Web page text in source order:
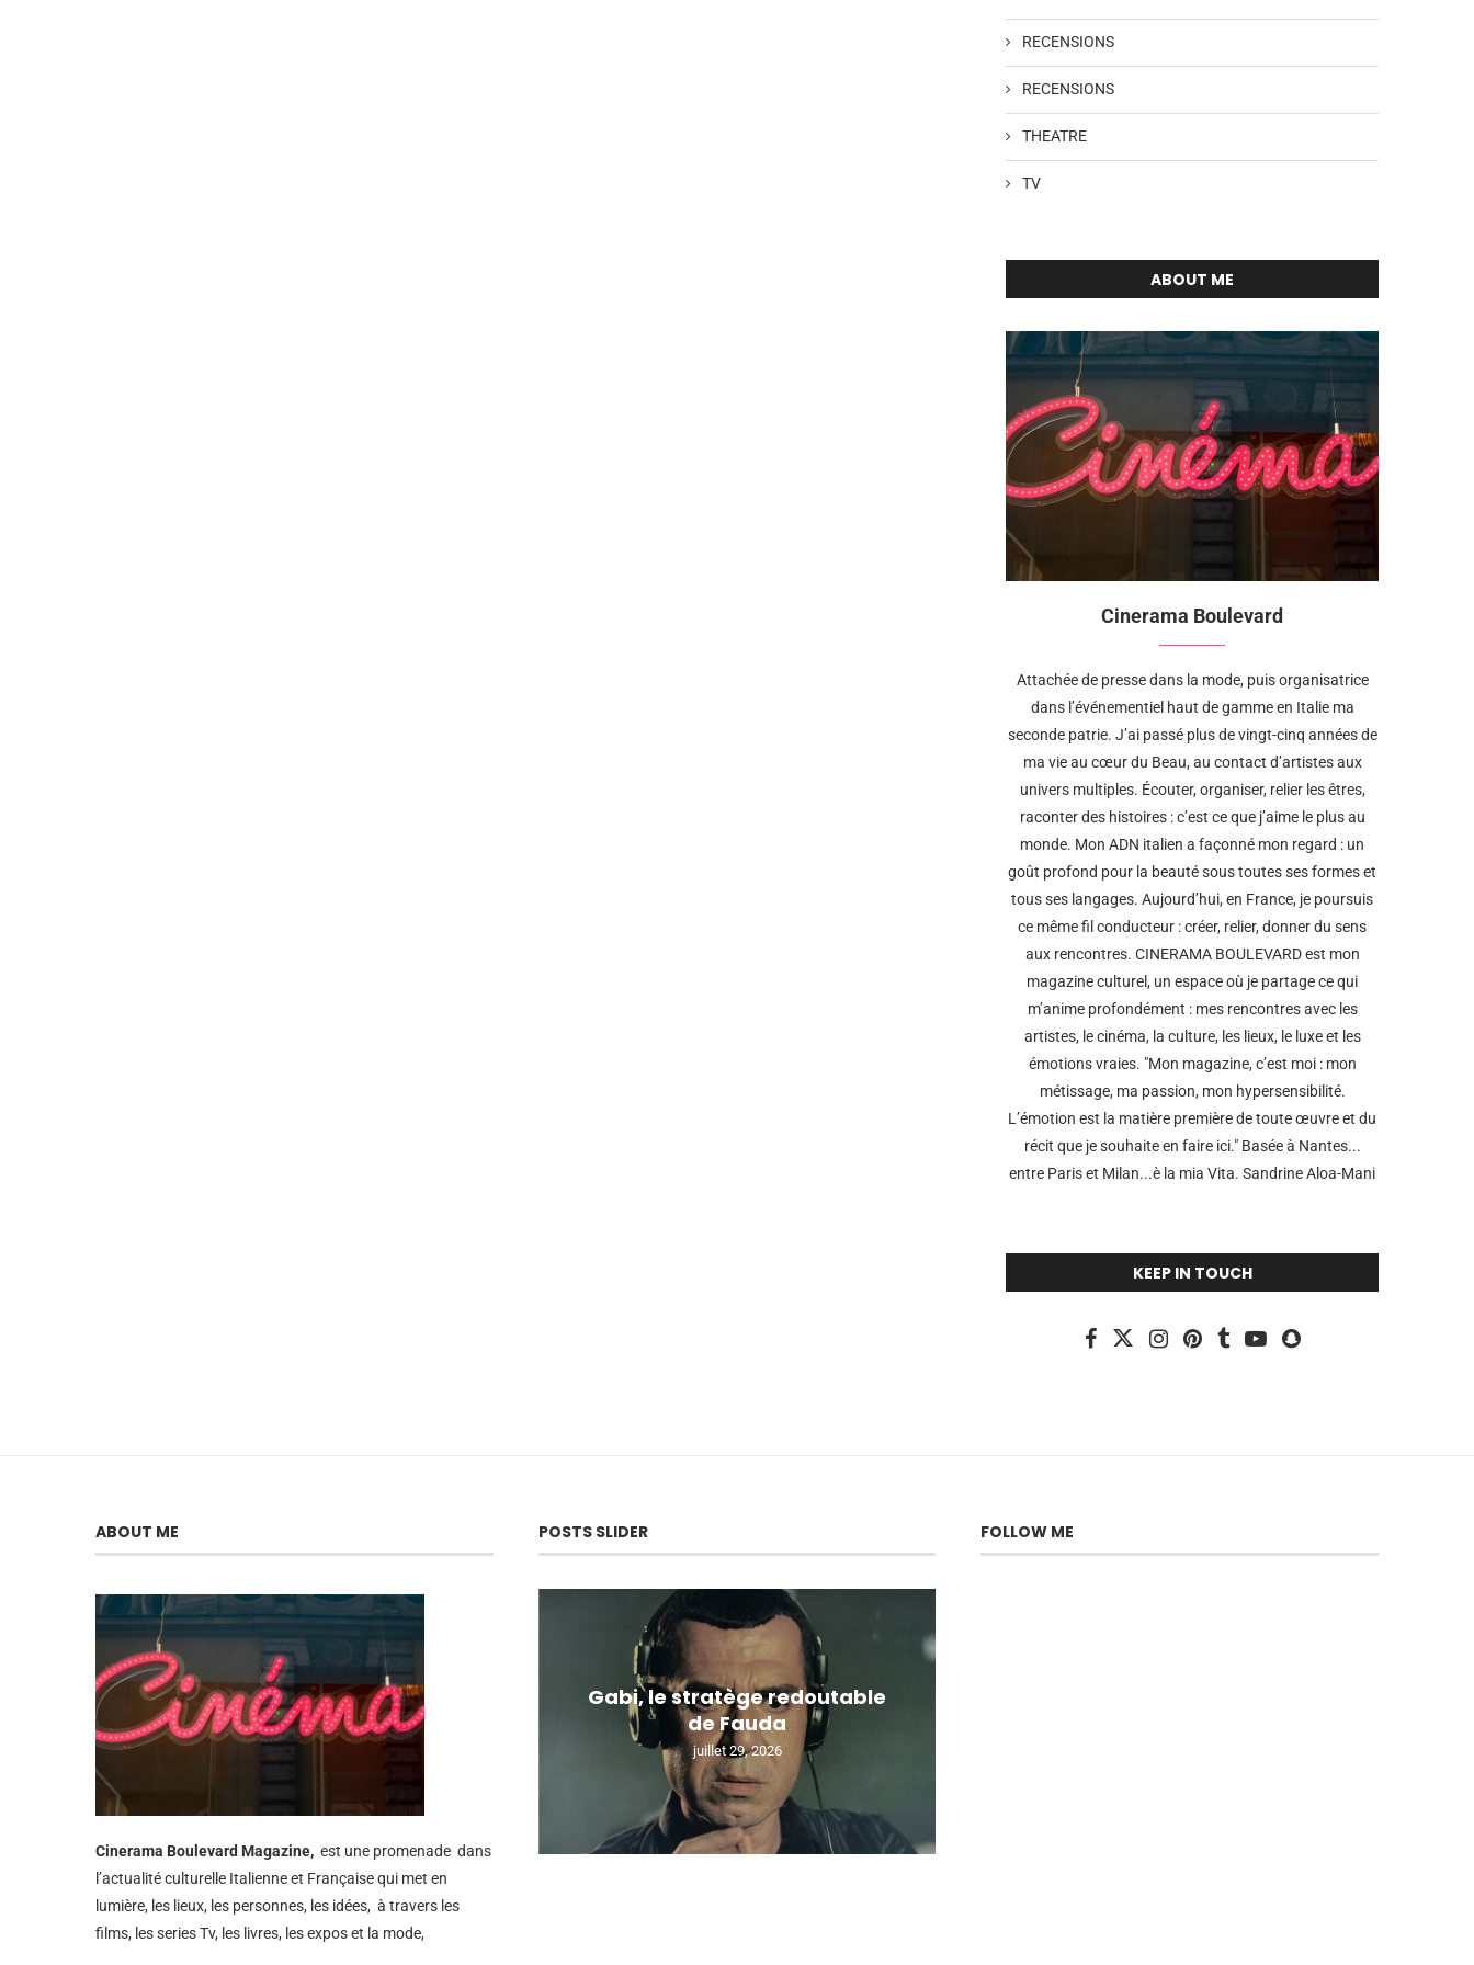
RECENSIONS
RECENSIONS
THEATRE
TV
ABOUT ME
Cinerama Boulevard
Attachée de presse dans la mode, puis organisatrice
dans l’événementiel haut de gamme en Italie ma
seconde patrie. J’ai passé plus de vingt-cinq années de
ma vie au cœur du Beau, au contact d’artistes aux
univers multiples. Écouter, organiser, relier les êtres,
raconter des histoires : c’est ce que j’aime le plus au
monde. Mon ADN italien a façonné mon regard : un
goût profond pour la beauté sous toutes ses formes et
tous ses langages. Aujourd’hui, en France, je poursuis
ce même fil conducteur : créer, relier, donner du sens
aux rencontres. CINERAMA BOULEVARD est mon
magazine culturel, un espace où je partage ce qui
m’anime profondément : mes rencontres avec les
artistes, le cinéma, la culture, les lieux, le luxe et les
émotions vraies. "Mon magazine, c’est moi : mon
métissage, ma passion, mon hypersensibilité.
L’émotion est la matière première de toute œuvre et du
récit que je souhaite en faire ici." Basée à Nantes...
entre Paris et Milan...è la mia Vita. Sandrine Aloa-Mani
KEEP IN TOUCH
ABOUT ME
Cinerama Boulevard Magazine, est une promenade dans
l’actualité culturelle Italienne et Française qui met en
lumière, les lieux, les personnes, les idées, à travers les
films, les series Tv, les livres, les expos et la mode,
POSTS SLIDER
Gabi, le stratège redoutable
de Fauda
juillet 29, 2026
FOLLOW ME